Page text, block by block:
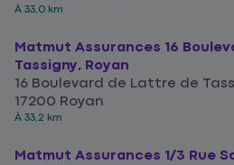
À 33,0 km
Matmut Assurances 16
Tassigny, Royan
16 Boulevard de Lattre de
17200 Royan
À 33,2 km
Matmut Assurances 1/3 Rue